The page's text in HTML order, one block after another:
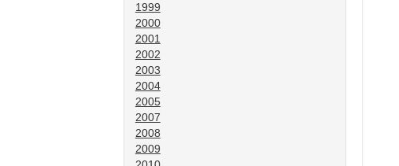
1999
2000
2001
2002
2003
2004
2005
2007
2008
2009